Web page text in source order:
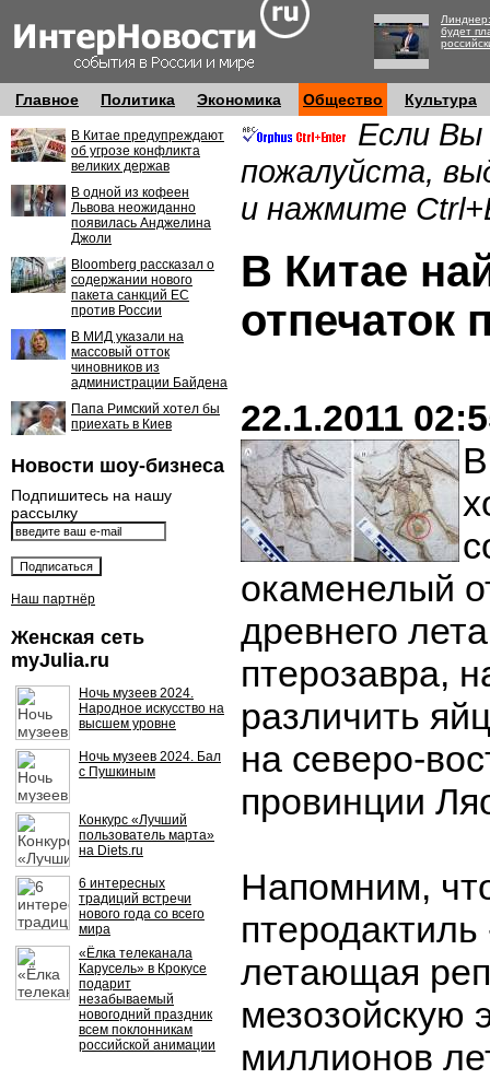
будет
Главное Политика Экономика Общество Культура
В Китае предупреждают
об угрозе конфликта
великих держав
В одной из кофеен
Львова неожиданно
появилась Анджелина
Джоли
Bloomberg рассказал о
содержании нового
пакета санкций ЕС
против России
В МИД указали на
массовый отток
чиновников из
администрации Байдена
Папа Римский хотел бы
приехать в Киев
Новости шоу-бизнеса
Подпишитесь на нашу
рассылку
Наш партнёр
Женская сеть
myJulia.ru
Ночь музеев 2024.
Народное искусство на
высшем уровне
Ночь музеев 2024. Бал
с Пушкиным
Конкурс «Лучший
пользователь марта»
на Diets.ru
6 интересных
традиций встречи
нового года со всего
мира
«Ёлка телеканала
Карусель» в Крокусе
подарит
незабываемый
новогодний праздник
всем поклонникам
российской анимации
Если Вы
пожалуйста,
и нажмите
В Китае
отпечаток
22.1.2011
окаменелый
древнего
птерозавра,
различить
на северо-
провинции
Напомним,
летающая
мезозойскую
миллионов